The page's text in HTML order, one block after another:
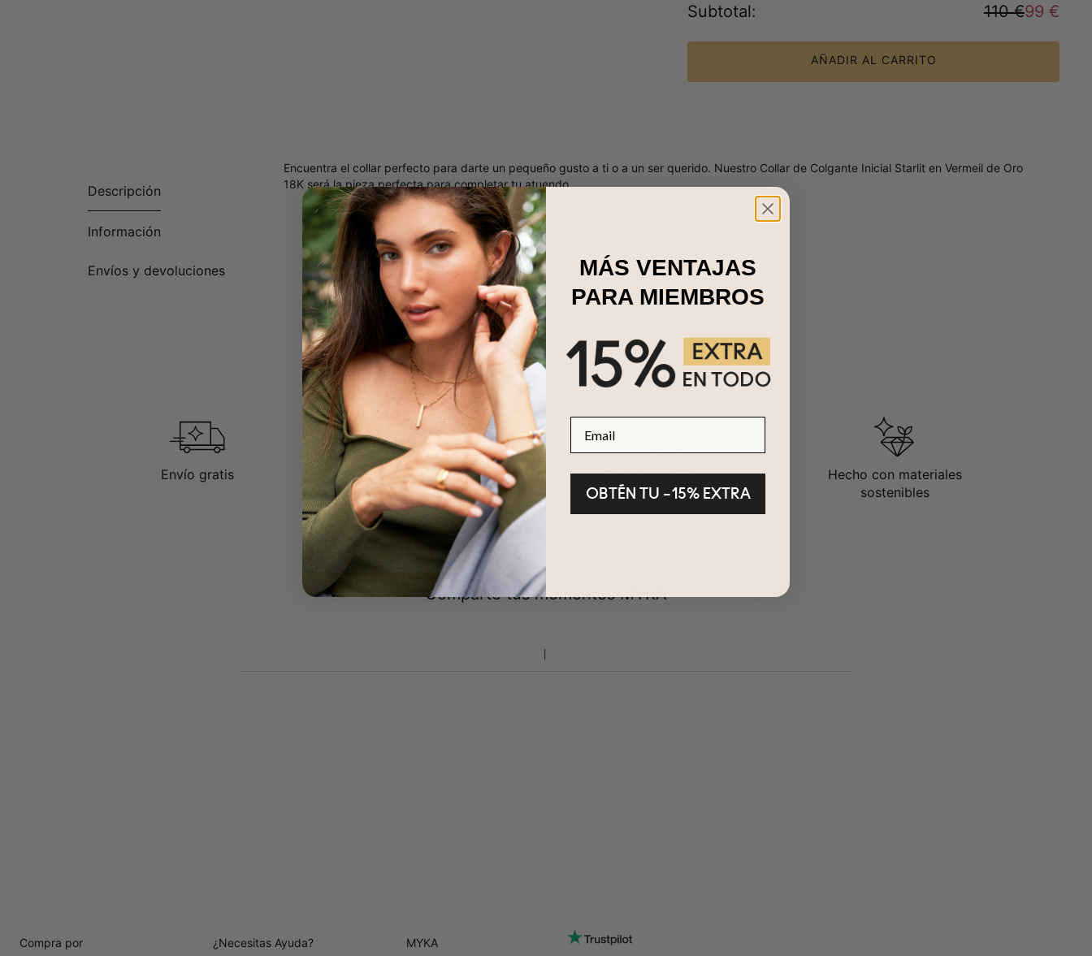
Subtotal: 110 €99 €
AÑADIR AL CARRITO
Descripción
Información
Envíos y devoluciones
Encuentra el collar perfecto para darte un pequeño gusto a ti o a un ser querido. Nuestro Collar de Colgante Inicial Starlit en Vermeil de Oro
18K será la pieza perfecta para completar tu atuendo.
Envío gratis Devoluciones en 100 días Garantía de 2 años
Hecho con materiales
sostenibles
Comparte tus momentos MYKA
Compra por ¿Necesitas Ayuda? MYKA
MÁS VENTAJAS
PARA MIEMBROS
OBTÉN TU –15% EXTRA